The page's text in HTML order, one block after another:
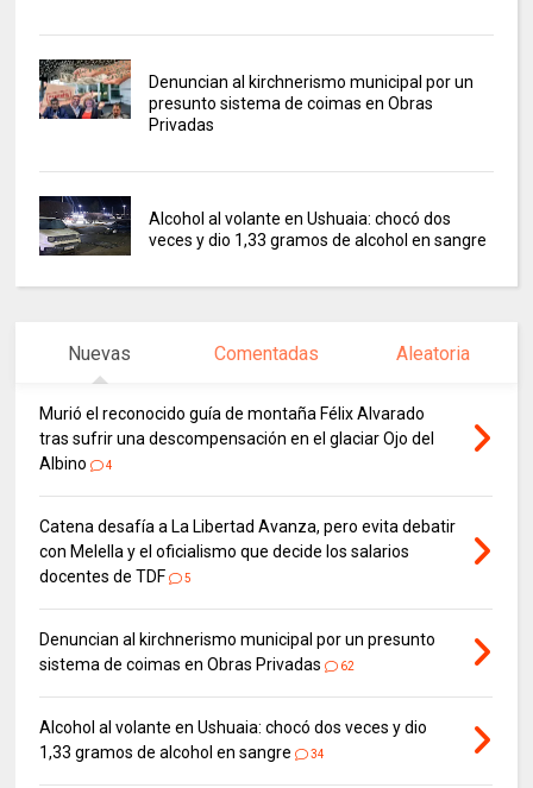
Denuncian al kirchnerismo municipal por un
presunto sistema de coimas en Obras
Privadas
Alcohol al volante en Ushuaia: chocó dos
veces y dio 1,33 gramos de alcohol en sangre
Nuevas Comentadas Aleatoria
Murió el reconocido guía de montaña Félix Alvarado
tras sufrir una descompensación en el glaciar Ojo del
Albino
4
Catena desafía a La Libertad Avanza, pero evita debatir
con Melella y el oficialismo que decide los salarios
docentes de TDF
5
Denuncian al kirchnerismo municipal por un presunto
sistema de coimas en Obras Privadas
62
Alcohol al volante en Ushuaia: chocó dos veces y dio
1,33 gramos de alcohol en sangre
34